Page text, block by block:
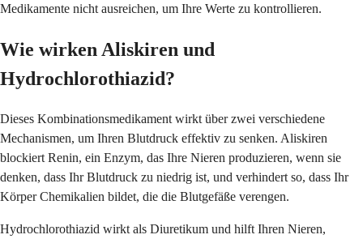
Medikamente nicht ausreichen, um Ihre Werte zu kontrollieren.
Wie wirken Aliskiren und
Hydrochlorothiazid?
Dieses Kombinationsmedikament wirkt über zwei verschiedene
Mechanismen, um Ihren Blutdruck effektiv zu senken. Aliskiren
blockiert Renin, ein Enzym, das Ihre Nieren produzieren, wenn sie
denken, dass Ihr Blutdruck zu niedrig ist, und verhindert so, dass Ihr
Körper Chemikalien bildet, die die Blutgefäße verengen.
Hydrochlorothiazid wirkt als Diuretikum und hilft Ihren Nieren,